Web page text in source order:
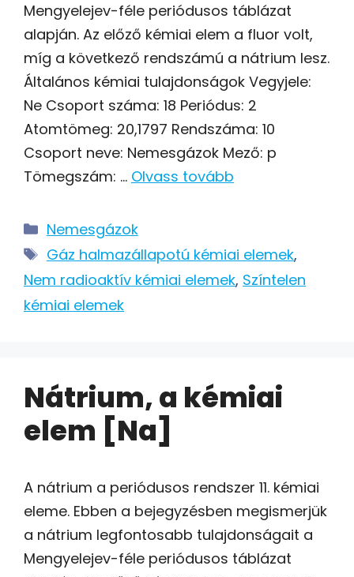
Mengyelejev-féle periódusos táblázat
alapján. Az előző kémiai elem a fluor volt,
míg a következő rendszámú a nátrium lesz.
Általános kémiai tulajdonságok Vegyjele:
Ne Csoport száma: 18 Periódus: 2
Atomtömeg: 20,1797 Rendszáma: 10
Csoport neve: Nemesgázok Mező: p
Tömegszám: … Olvass tovább
Kategória
Nemesgázok
Címkék
Gáz halmazállapotú kémiai elemek,
Nem radioaktív kémiai elemek, Színtelen
kémiai elemek
Nátrium, a kémiai
elem [Na]
A nátrium a periódusos rendszer 11. kémiai
eleme. Ebben a bejegyzésben megismerjük
a nátrium legfontosabb tulajdonságait a
Mengyelejev-féle periódusos táblázat